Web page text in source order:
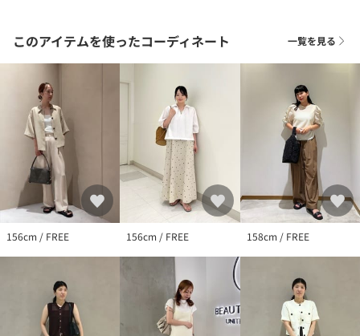
店舗へお問い合わせの際は、全国のBEAUTY&YOUTH各店舗まで下
記の品名/品番をお申し付けください。
品名：□BL C/TRC BEA WD/ST TTP 品番：16172226099
このアイテムを使ったコーディネート 一覧を見る
156cm / FREE 156cm / FREE 158cm / FREE